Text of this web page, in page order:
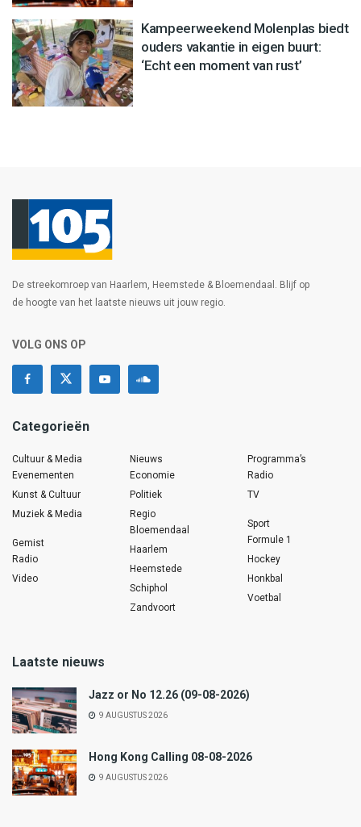
Kampeerweekend Molenplas biedt
ouders vakantie in eigen buurt:
‘Echt een moment van rust’
De streekomroep van Haarlem, Heemstede & Bloemendaal. Blijf op
de hoogte van het laatste nieuws uit jouw regio.
VOLG ONS OP
Categorieën
Cultuur & Media
Evenementen
Kunst & Cultuur
Muziek & Media
Gemist
Radio
Video
Nieuws
Economie
Politiek
Regio
Bloemendaal
Haarlem
Heemstede
Schiphol
Zandvoort
Programma’s
Radio
TV
Sport
Formule 1
Hockey
Honkbal
Voetbal
Laatste nieuws
Jazz or No 12.26 (09-08-2026)
9 AUGUSTUS 2026
Hong Kong Calling 08-08-2026
9 AUGUSTUS 2026